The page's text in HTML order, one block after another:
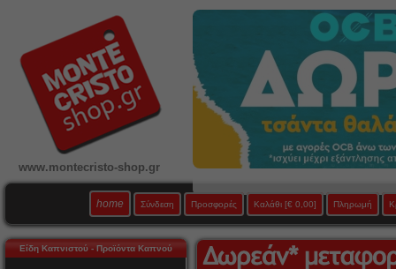
www.montecristo-shop.gr
home Σύνδεση Προσφορές Καλάθι [€ 0,00] Πληρωμή
Είδη Καπνιστού - Προϊόντα Καπνού